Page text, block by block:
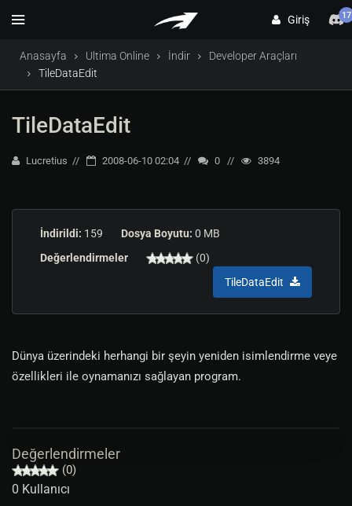
Giriş 17
Anasayfa Ultima Online İndir
Developer Araçları
TileDataEdit
TileDataEdit
Lucretius 2008-06-10 02:04 0 3894
İndirildi: 159 Dosya Boyutu: 0 MB
Değerlendirmeler
(0)
TileDataEdit
Dünya üzerindeki herhangi bir şeyin yeniden isimlendirme veye
özellikleri ile oynamanızı sağlayan program.
Değerlendirmeler
(0)
0 Kullanıcı